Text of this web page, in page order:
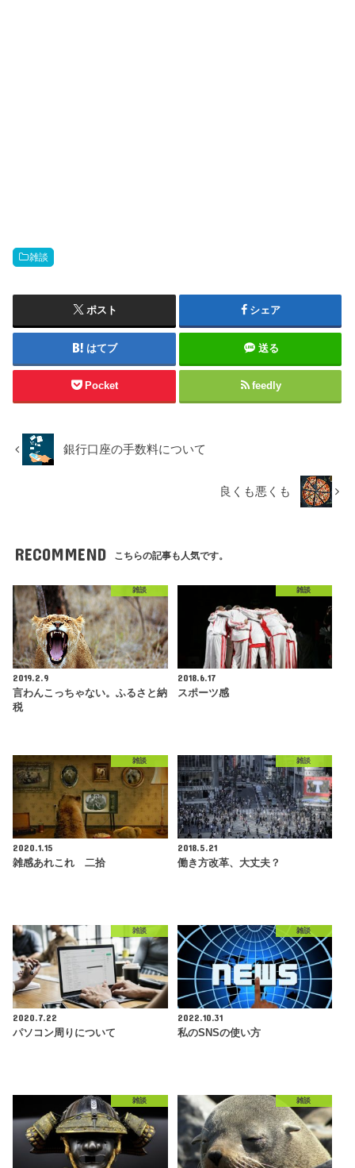
雑談
ポスト シェア
はてブ 送る
Pocket feedly
銀行口座の手数料について
良くも悪くも
RECOMMEND こちらの記事も人気です。
雑談
2019.2.9
言わんこっちゃない。ふるさと納
税
雑談
2018.6.17
スポーツ感
雑談
2020.1.15
雑感あれこれ 二拾
雑談
2018.5.21
働き方改革、大丈夫？
雑談
2020.7.22
パソコン周りについて
雑談
2022.10.31
私のSNSの使い方
雑談 雑談